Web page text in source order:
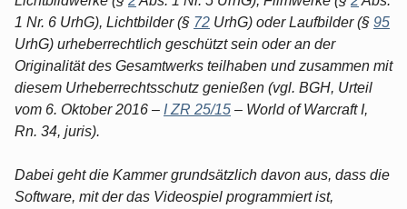
1 Nr. 6 UrhG), Lichtbilder (§ 72 UrhG) oder Laufbilder (§ 95
UrhG) urheberrechtlich geschützt sein oder an der
Originalität des Gesamtwerks teilhaben und zusammen mit
diesem Urheberrechtsschutz genießen (vgl. BGH, Urteil
vom 6. Oktober 2016 – I ZR 25/15 – World of Warcraft I,
Rn. 34, juris).
Dabei geht die Kammer grundsätzlich davon aus, dass die
Software, mit der das Videospiel programmiert ist,